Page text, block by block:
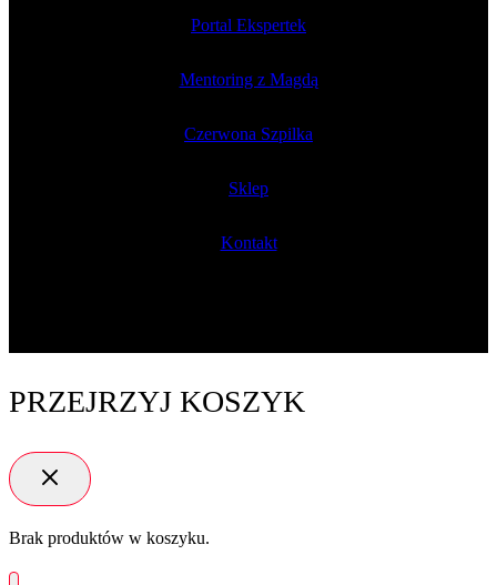
Portal Ekspertek
Mentoring z Magdą
Czerwona Szpilka
Sklep
Kontakt
PRZEJRZYJ KOSZYK
Brak produktów w koszyku.